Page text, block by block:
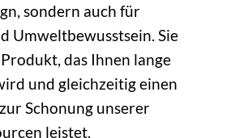
sondern auch für
Umweltbewusstsein. Sie
das Ihnen lange
und gleichzeitig einen
Schonung unserer
leistet.